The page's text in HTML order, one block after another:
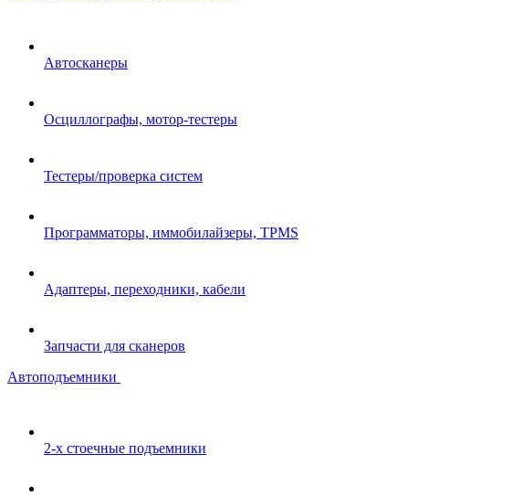
Автосканеры
Осциллографы, мотор-тестеры
Тестеры/проверка систем
Программаторы, иммобилайзеры, TPMS
Адаптеры, переходники, кабели
Запчасти для сканеров
Автоподъемники
2-х стоечные подъемники